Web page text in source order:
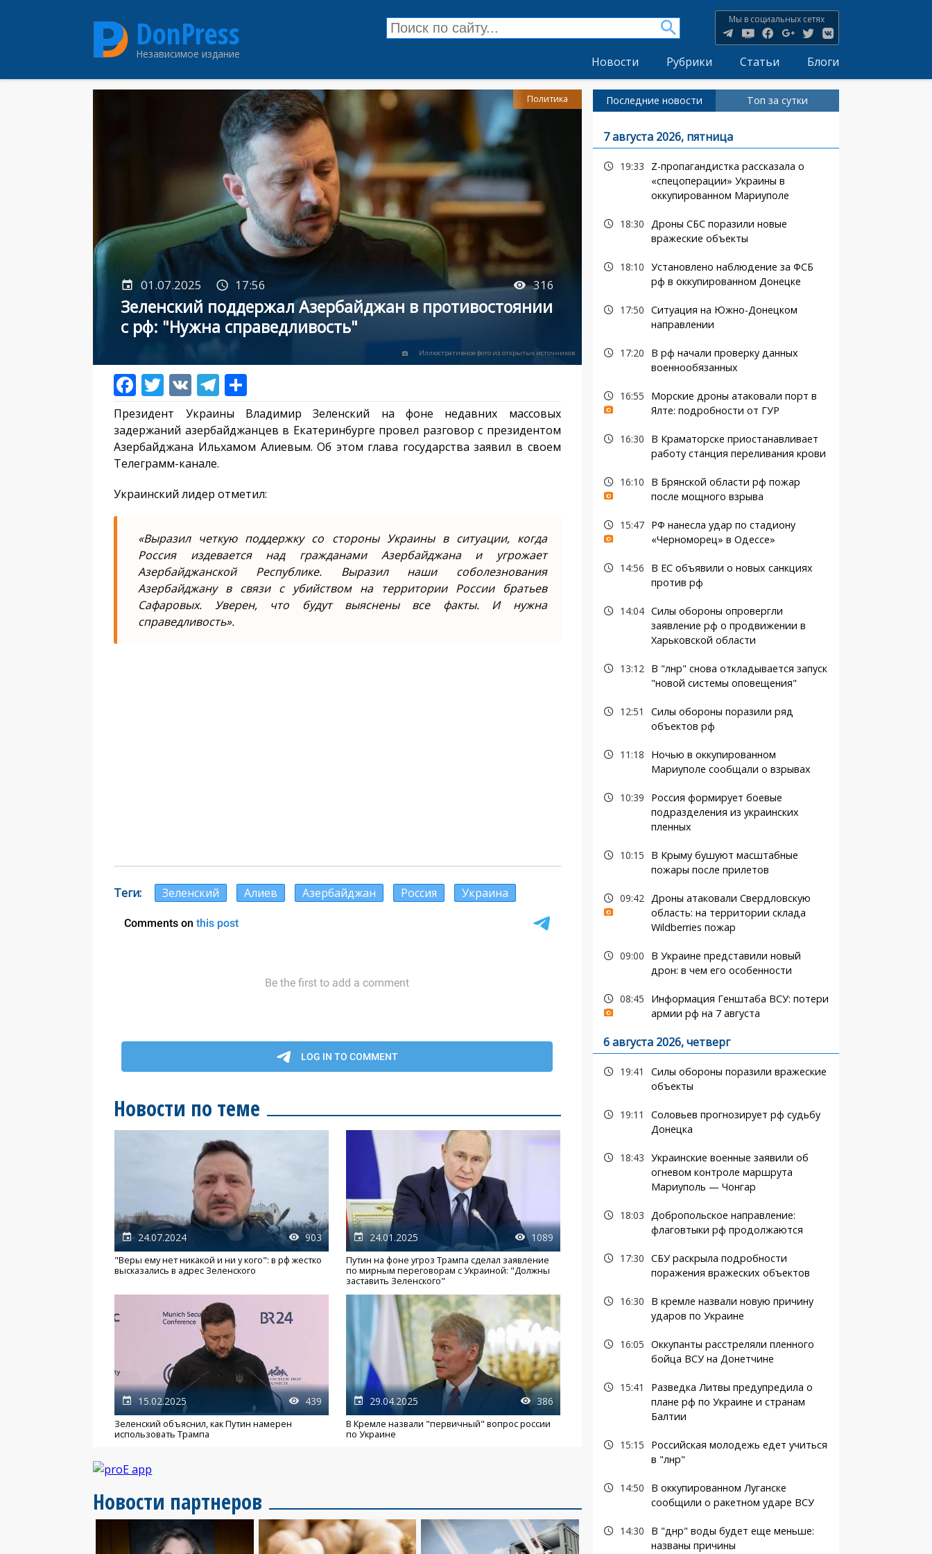
DonPress
Независимое издание
Мы в социальных сетях
Новости Рубрики Статьи Блоги
01.07.2025 17:56 316
Зеленский поддержал Азербайджан в противостоянии
с рф: "Нужна справедливость"
Иллюстративное фото из открытых источников
Политика
Президент Украины Владимир Зеленский на фоне недавних массовых
задержаний азербайджанцев в Екатеринбурге провел разговор с президентом
Азербайджана Ильхамом Алиевым. Об этом глава государства заявил в своем
Телеграмм-канале.
Украинский лидер отметил:
«Выразил четкую поддержку со стороны Украины в ситуации, когда
Россия издевается над гражданами Азербайджана и угрожает
Азербайджанской Республике. Выразил наши соболезнования
Азербайджану в связи с убийством на территории России братьев
Сафаровых. Уверен, что будут выяснены все факты. И нужна
справедливость».
Теги Зеленский Алиев Азербайджан Россия Украина
Новости по теме
24.07.2024 903
"Веры ему нет никакой и ни у кого": в рф жестко
высказались в адрес Зеленского
24.01.2025 1089
Путин на фоне угроз Трампа сделал заявление
по мирным переговорам с Украиной: "Должны
заставить Зеленского"
15.02.2025 439
Зеленский объяснил, как Путин намерен
использовать Трампа
29.04.2025 386
В Кремле назвали "первичный" вопрос россии
по Украине
Новости партнеров
Последние новости Топ за сутки
7 августа 2026, пятница
19:33
Z-пропагандистка рассказала о
«спецоперации» Украины в
оккупированном Мариуполе
18:30 Дроны СБС поразили новые
вражеские объекты
18:10 Установлено наблюдение за ФСБ
рф в оккупированном Донецке
17:50 Ситуация на Южно-Донецком
направлении
17:20
В рф начали проверку данных
военнообязанных
16:55
Морские дроны атаковали порт в
Ялте: подробности от ГУР
16:30
В Краматорске приостанавливает
работу станция переливания крови
16:10
В Брянской области рф пожар
после мощного взрыва
15:47
РФ нанесла удар по стадиону
«Черноморец» в Одессе»
14:56
В ЕС объявили о новых санкциях
против рф
14:04 Силы обороны опровергли
заявление рф о продвижении в
Харьковской области
13:12
В "лнр" снова откладывается запуск
"новой системы оповещения"
12:51
Силы обороны поразили ряд
объектов рф
11:18
Ночью в оккупированном
Мариуполе сообщали о взрывах
10:39
Россия формирует боевые
подразделения из украинских
пленных
10:15
В Крыму бушуют масштабные
пожары после прилетов
09:42 Дроны атаковали Свердловскую
область: на территории склада
Wildberries пожар
09:00
В Украине представили новый
дрон: в чем его особенности
08:45
Информация Генштаба ВСУ: потери
армии рф на 7 августа
6 августа 2026, четверг
19:41
Силы обороны поразили вражеские
объекты
19:11
Соловьев прогнозирует рф судьбу
Донецка
18:43 Украинские военные заявили об
огневом контроле маршрута
Мариуполь — Чонгар
18:03 Добропольское направление:
флаговтыки рф продолжаются
17:30 СБУ раскрыла подробности
поражения вражеских объектов
16:30
В кремле назвали новую причину
ударов по Украине
16:05 Оккупанты расстреляли пленного
бойца ВСУ на Донетчине
15:41
Разведка Литвы предупредила о
плане рф по Украине и странам
Балтии
15:15
Российская молодежь едет учиться
в "лнр"
14:50
В оккупированном Луганске
сообщили о ракетном ударе ВСУ
14:30
В "днр" воды будет еще меньше:
названы причины